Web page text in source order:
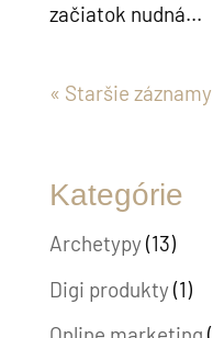
začiatok nudná...
« Staršie záznamy
Kategórie
Archetypy(13)
Digi produkty(1)